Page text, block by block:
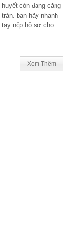
huyết còn đang căng
tràn, bạn hãy nhanh
tay nộp hồ sơ cho
Xem Thêm